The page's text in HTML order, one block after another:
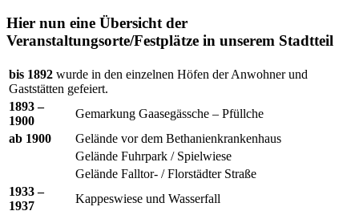
Hier nun eine Übersicht der
Veranstaltungsorte/Festplätze in unserem Stadtteil
bis 1892 wurde in den einzelnen Höfen der Anwohner und
Gaststätten gefeiert.
1893 –
1900
Gemarkung Gaasegässche – Pfüllche
ab 1900
Gelände vor dem Bethanienkrankenhaus
Gelände Fuhrpark / Spielwiese
Gelände Falltor- / Florstädter Straße
1933 –
1937
Kappeswiese und Wasserfall